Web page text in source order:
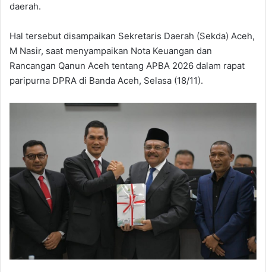
daerah.
Hal tersebut disampaikan Sekretaris Daerah (Sekda) Aceh,
M Nasir, saat menyampaikan Nota Keuangan dan
Rancangan Qanun Aceh tentang APBA 2026 dalam rapat
paripurna DPRA di Banda Aceh, Selasa (18/11).